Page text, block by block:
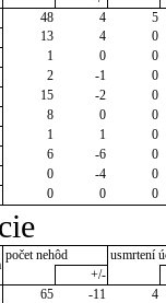
48 4
5
13 4
0
1 0
0
2 -1
0
15 -2
0
8 0
0
1 1
0
6 -6
0
0 -4
0
0 0 0
počet nehôd
usmrtení
+/-
65 -11
4